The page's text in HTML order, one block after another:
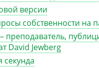
версии
собственности на
преподаватель,
David Jewberg
секунда